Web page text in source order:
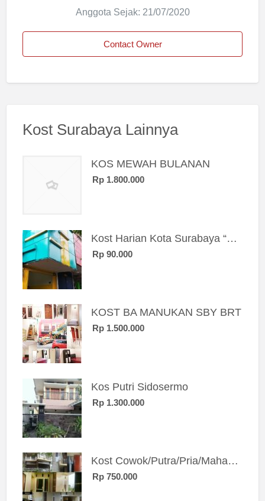
Anggota Sejak: 21/07/2020
Contact Owner
Kost Surabaya Lainnya
KOS MEWAH BULANAN
Rp 1.800.000
Kost Harian Kota Surabaya “Sierra Kost”
Rp 90.000
KOST BA MANUKAN SBY BRT
Rp 1.500.000
Kos Putri Sidosermo
Rp 1.300.000
Kost Cowok/Putra/Pria/Mahasiswa/Karyawan SIngle eksklusif bangunan baru
Rp 750.000